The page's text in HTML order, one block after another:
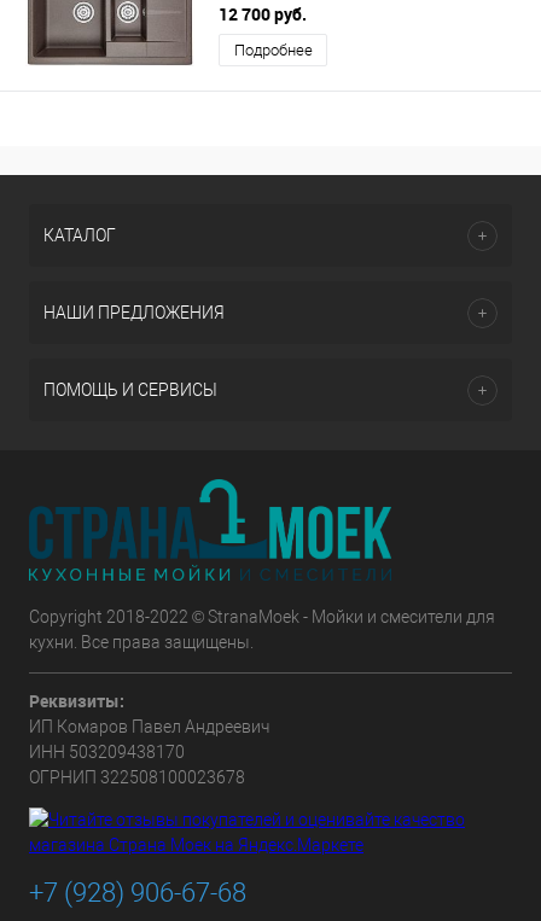
12 700 руб.
Подробнее
КАТАЛОГ
НАШИ ПРЕДЛОЖЕНИЯ
ПОМОЩЬ И СЕРВИСЫ
Copyright 2018-2022 © StranaMoek - Мойки и смесители для
кухни. Все права защищены.
Реквизиты:
ИП Комаров Павел Андреевич
ИНН 503209438170
ОГРНИП 322508100023678
+7 (928) 906-67-68